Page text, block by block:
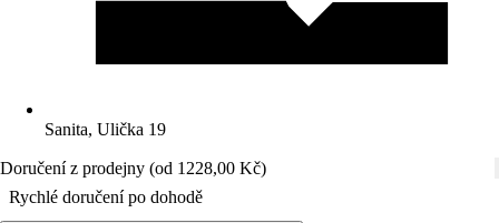
Sanita, Ulička 19
Doručení z prodejny (od 1228,00 Kč)
Rychlé doručení po dohodě